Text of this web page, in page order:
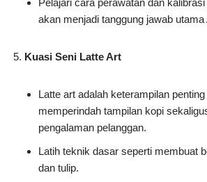
Pelajari cara perawatan dan
akan menjadi tanggung jawab
Kuasi Seni Latte Art
Latte art adalah keterampilan
memperindah tampilan kopi
pengalaman pelanggan.
Latih teknik dasar seperti membuat
dan tulip.